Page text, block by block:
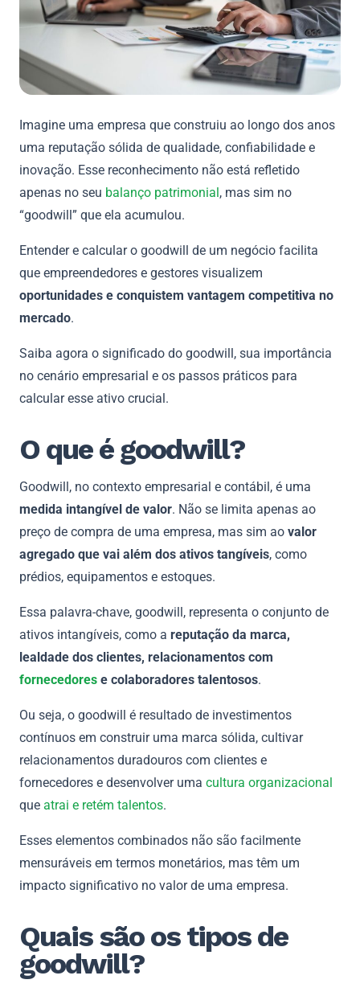
Imagine uma empresa que construiu ao longo dos anos
uma reputação sólida de qualidade, confiabilidade e
inovação. Esse reconhecimento não está refletido
apenas no seu balanço patrimonial, mas sim no
“goodwill” que ela acumulou.
Entender e calcular o goodwill de um negócio facilita
que empreendedores e gestores visualizem
oportunidades e conquistem vantagem competitiva no
mercado.
Saiba agora o significado do goodwill, sua importância
no cenário empresarial e os passos práticos para
calcular esse ativo crucial.
O que é goodwill?
Goodwill, no contexto empresarial e contábil, é uma
medida intangível de valor. Não se limita apenas ao
preço de compra de uma empresa, mas sim ao valor
agregado que vai além dos ativos tangíveis, como
prédios, equipamentos e estoques.
Essa palavra-chave, goodwill, representa o conjunto de
ativos intangíveis, como a reputação da marca,
lealdade dos clientes, relacionamentos com
fornecedores e colaboradores talentosos.
Ou seja, o goodwill é resultado de investimentos
contínuos em construir uma marca sólida, cultivar
relacionamentos duradouros com clientes e
fornecedores e desenvolver uma cultura organizacional
que atrai e retém talentos.
Esses elementos combinados não são facilmente
mensuráveis em termos monetários, mas têm um
impacto significativo no valor de uma empresa.
Quais são os tipos de
goodwill?